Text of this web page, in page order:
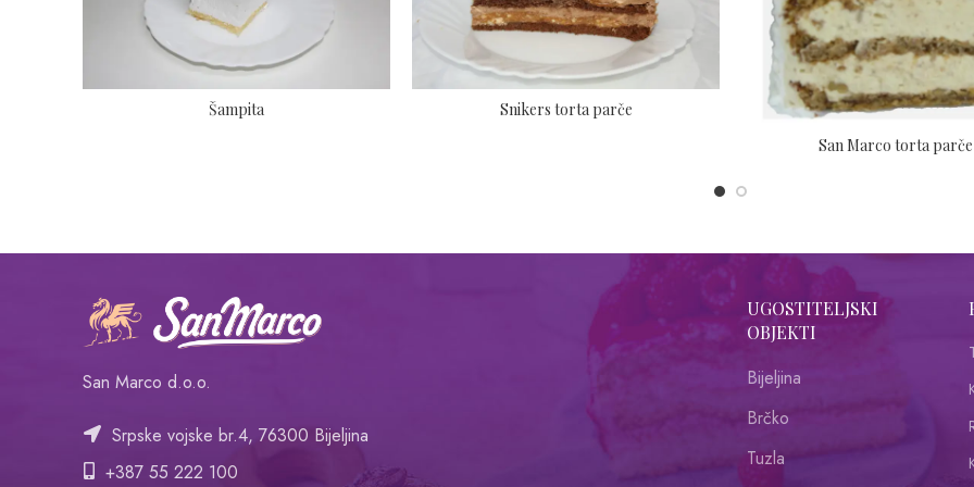
Šampita
Snikers torta parče
San Marco torta parče
San Marco d.o.o.
Srpske vojske br.4, 76300 Bijeljina
+387 55 222 100
UGOSTITELJSKI
OBJEKTI
Bijeljina
Brčko
Tuzla